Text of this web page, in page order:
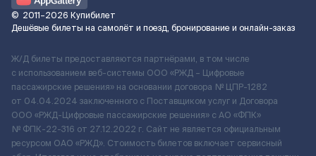
© 2011–2026 Купибилет
Дешёвые билеты на самолёт и поезд, бронирование и онлайн-заказ
Ж/Д билеты предоставляются партнёрами, в том числе
с использованием веб-системы ООО «РЖД – Цифровые
пассажирские решения» на основании договора № ЦПР-1282
от 04.04.2024 заключенного с Поставщиком услуг и Договора
ООО «РЖД-Цифровые пассажирские решения» c АО «ФПК»
№ ФПК-22-316 от 27.12.2022 г. Сайт не является официальным
ресурсом ОАО «РЖД». Стоимость билетов включает сервисный